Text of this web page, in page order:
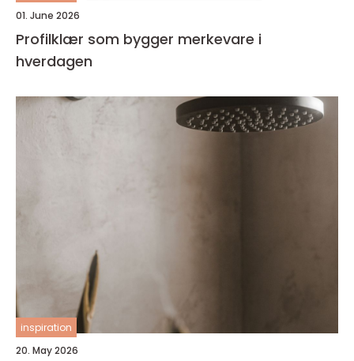
01. June 2026
Profilklær som bygger merkevare i
hverdagen
inspiration
20. May 2026